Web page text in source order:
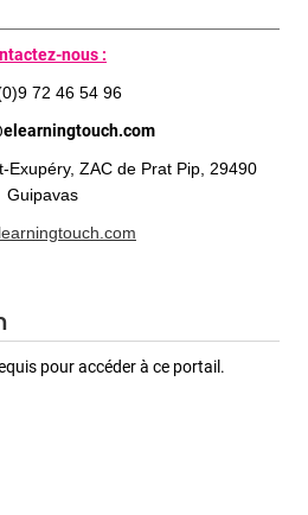
nous :
72 46 54 96
Exupéry, ZAC de Prat Pip, 29490
Guipavas
pour accéder à ce portail.